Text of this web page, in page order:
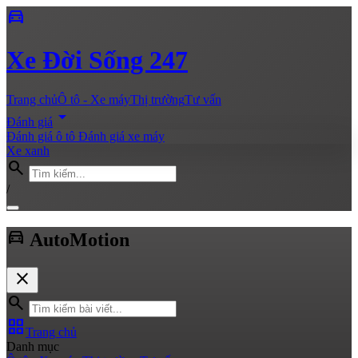
directions_car
Xe Đời Sống 247
Trang chủÔ tô - Xe máyThị trườngTư vấn
Đánh giá arrow_drop_down
Đánh giá ô tô Đánh giá xe máy
Xe xanh
search
/
directions_car AutoMotion
close
search
grid_viewTrang chủ
Danh mục